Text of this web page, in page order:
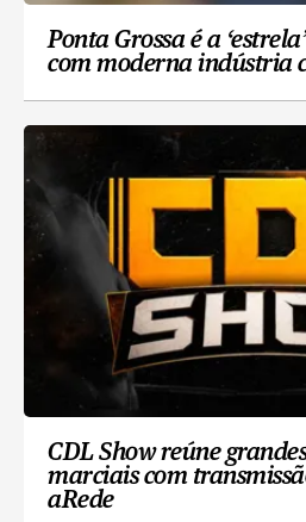
Ponta Grossa é a
com moderna indústria
CDL Show reúne
marciais com
aRede